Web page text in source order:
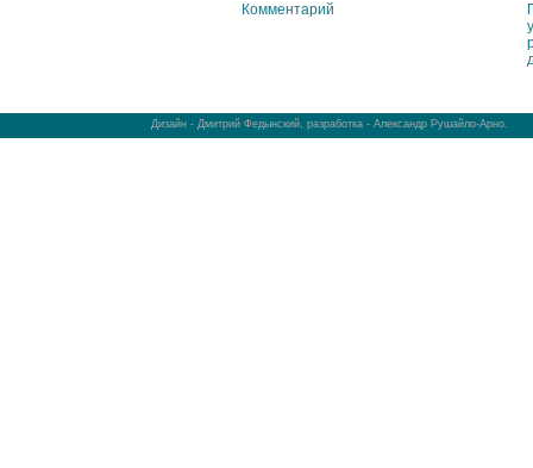
Комментарий
Дизайн - Дмитрий Федынский, разработка - Александр Рушайло-Арно.